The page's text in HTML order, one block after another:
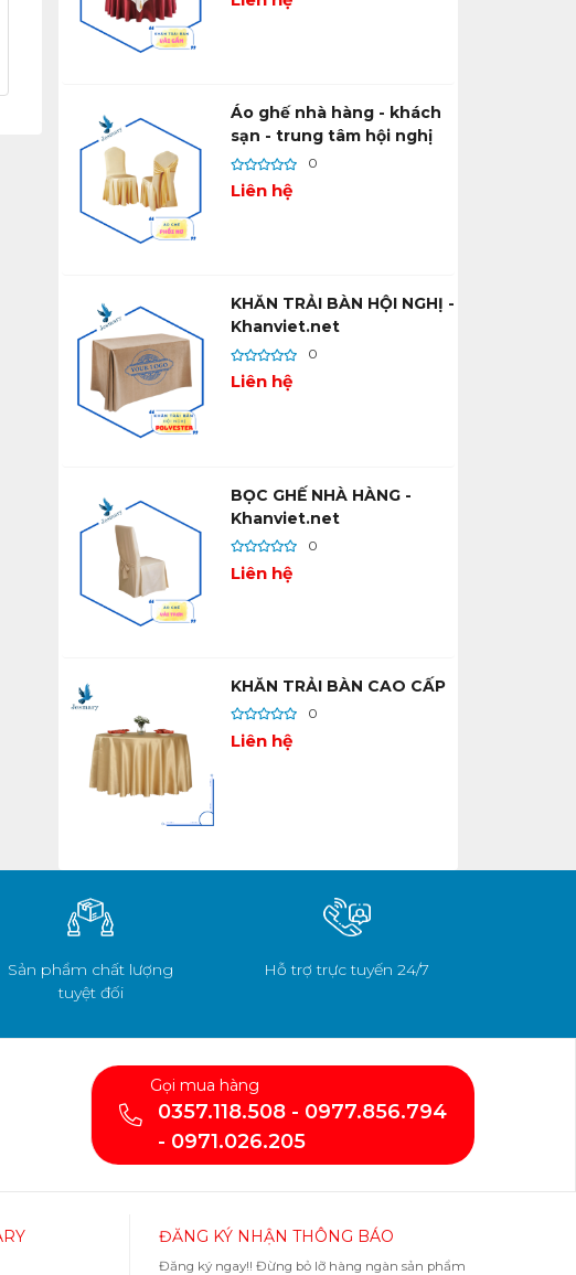
Áo ghế nhà hàng - khách
sạn - trung tâm hội nghị
0
Liên hệ
KHĂN TRẢI BÀN HỘI NGHỊ -
Khanviet.net
0
Liên hệ
BỌC GHẾ NHÀ HÀNG -
Khanviet.net
0
Liên hệ
KHĂN TRẢI BÀN CAO CẤP
0
Liên hệ
Sản phẩm chất lượng
tuyệt đối
Hỗ trợ trực tuyến 24/7
Gọi mua hàng
0357.118.508 - 0977.856.794
- 0971.026.205
ĐĂNG KÝ NHẬN THÔNG BÁO
Đăng ký ngay!! Đừng bỏ lỡ hàng ngàn sản phẩm